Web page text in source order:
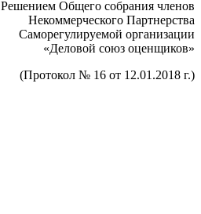
Решением Общего собрания членов
Некоммерческого Партнерства
Саморегулируемой организации
«Деловой союз оценщиков»
(Протокол № 16 от 12.01.2018 г.)